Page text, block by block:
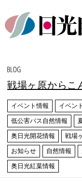
戦場ヶ原からこ
イベント情報 イベン
低公害バス自然情報
奥日光開花情報 戦場
お知らせ 自然情報
奥日光紅葉情報